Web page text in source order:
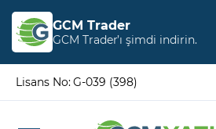
GCM Trader
GCM Trader’ı şimdi indirin.
Lisans No: G-039 (398)